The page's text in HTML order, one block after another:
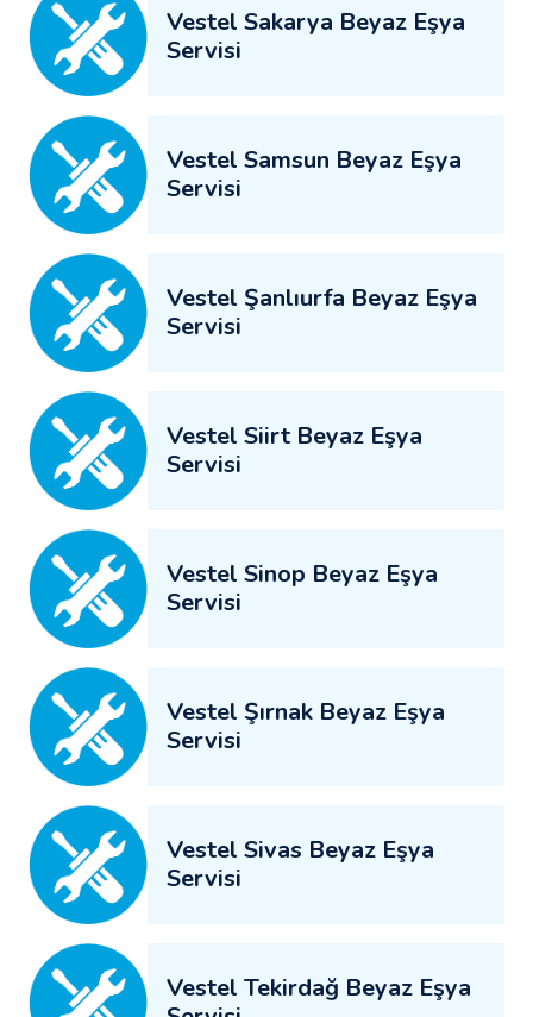
Vestel Sakarya Beyaz Eşya
Servisi
Vestel Samsun Beyaz Eşya
Servisi
Vestel Şanlıurfa Beyaz Eşya
Servisi
Vestel Siirt Beyaz Eşya
Servisi
Vestel Sinop Beyaz Eşya
Servisi
Vestel Şırnak Beyaz Eşya
Servisi
Vestel Sivas Beyaz Eşya
Servisi
Vestel Tekirdağ Beyaz Eşya